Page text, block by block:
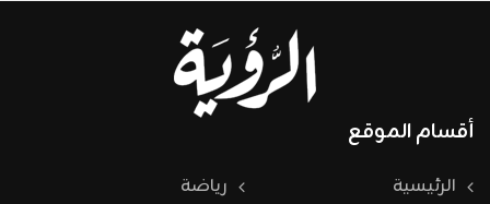
أقسام الموقع
الرئيسية
رياضة